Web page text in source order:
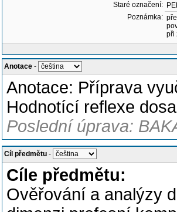
Staré označení:
Poznámka:
při
Anotace -
Anotace: Příprava
Hodnotící reflexe
Poslední úprava:
Cíl předmětu -
Cíle předmětu:
Ověřování a analýzy